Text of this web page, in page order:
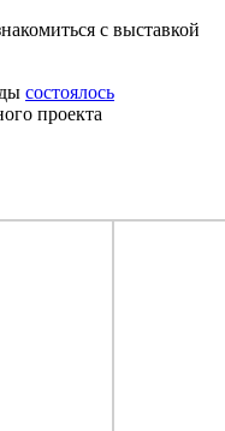
с выставкой
состоялось
проекта